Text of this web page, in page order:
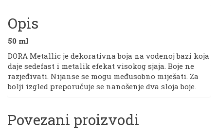
Opis
50 ml
DORA Metallic je dekorativna boja na vodenoj bazi koja
daje sedefast i metalik efekat visokog sjaja. Boje ne
razjeđivati. Nijanse se mogu međusobno miješati. Za
bolji izgled preporučuje se nanošenje dva sloja boje.
Povezani proizvodi